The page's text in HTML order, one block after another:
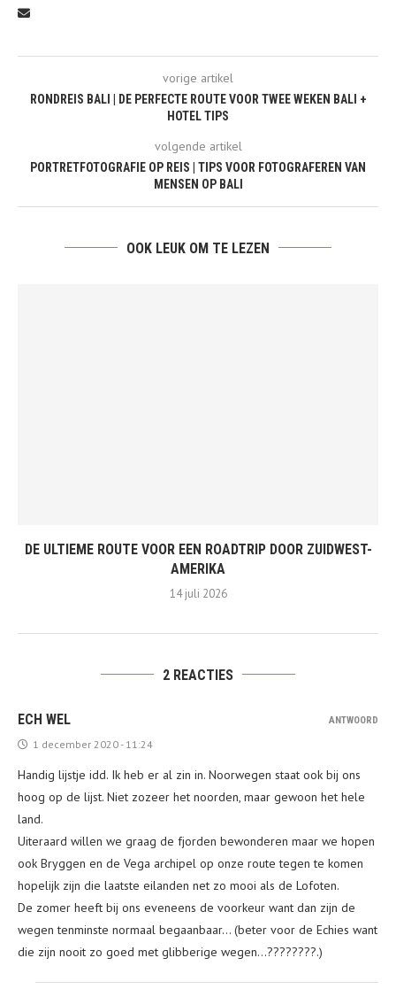
vorige artikel
RONDREIS BALI | DE PERFECTE ROUTE VOOR TWEE WEKEN BALI +
HOTEL TIPS
volgende artikel
PORTRETFOTOGRAFIE OP REIS | TIPS VOOR FOTOGRAFEREN VAN
MENSEN OP BALI
OOK LEUK OM TE LEZEN
DE ULTIEME ROUTE VOOR EEN ROADTRIP DOOR ZUIDWEST-
AMERIKA
14 juli 2026
2 REACTIES
ECH WEL
1 december 2020 - 11:24
Handig lijstje idd. Ik heb er al zin in. Noorwegen staat ook bij ons
hoog op de lijst. Niet zozeer het noorden, maar gewoon het hele
land.
Uiteraard willen we graag de fjorden bewonderen maar we hopen
ook Bryggen en de Vega archipel op onze route tegen te komen
hopelijk zijn die laatste eilanden net zo mooi als de Lofoten.
De zomer heeft bij ons eveneens de voorkeur want dan zijn de
wegen tenminste normaal begaanbaar… (beter voor de Echies want
die zijn nooit zo goed met glibberige wegen…????????.)
ANTWOORD